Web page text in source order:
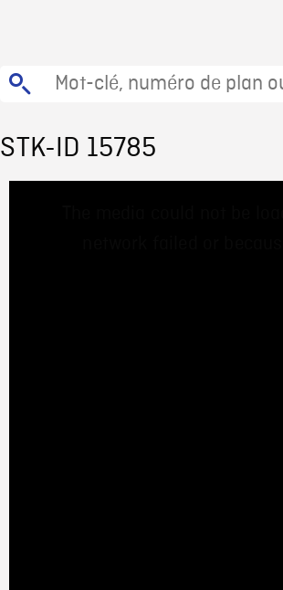
STK-ID 15785